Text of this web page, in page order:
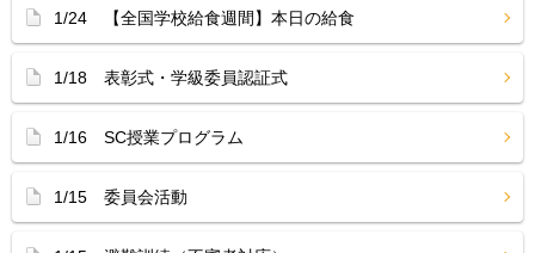
1/24 【全国学校給食週間】本日の給食
1/18 表彰式・学級委員認証式
1/16 SC授業プログラム
1/15 委員会活動